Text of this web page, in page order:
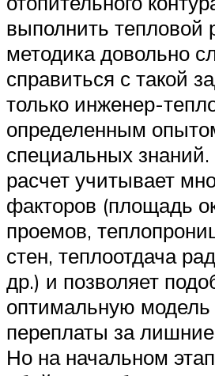
выполнить тепловой
методика довольно
справиться с такой
только инженер-
определенным
специальных
расчет учитывает
факторов (площадь
проемов,
стен, теплоотдача
др.) и позволяет
оптимальную модель
переплаты за
Но на начальном